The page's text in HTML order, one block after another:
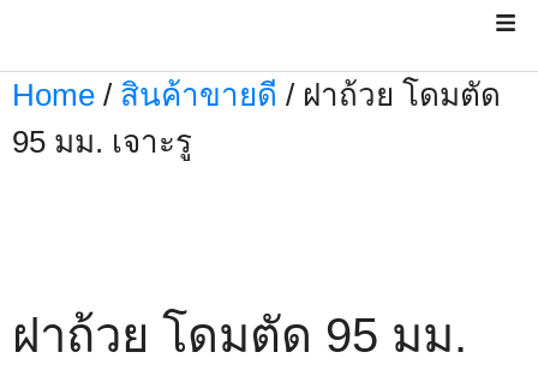
Home / สินค้าขายดี / ฝาถ้วย โดมตัด
95 มม. เจาะรู
ฝาถ้วย โดมตัด 95 มม.